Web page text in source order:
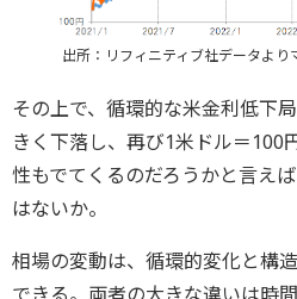
出所：リフィニティブ社データより
その上で、循環的な米金利低下
きく下落し、再び1米ドル＝100
性もでてくるのだろうかと言え
はないか。
相場の変動は、循環的変化と構